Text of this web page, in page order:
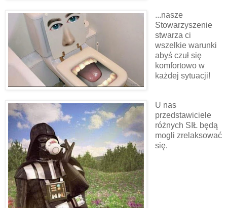
...nasze
Stowarzyszenie
stwarza ci
wszelkie warunki
abyś czuł się
komfortowo w
każdej sytuacji!
U nas
przedstawiciele
różnych SIŁ będą
mogli zrelaksować
się.